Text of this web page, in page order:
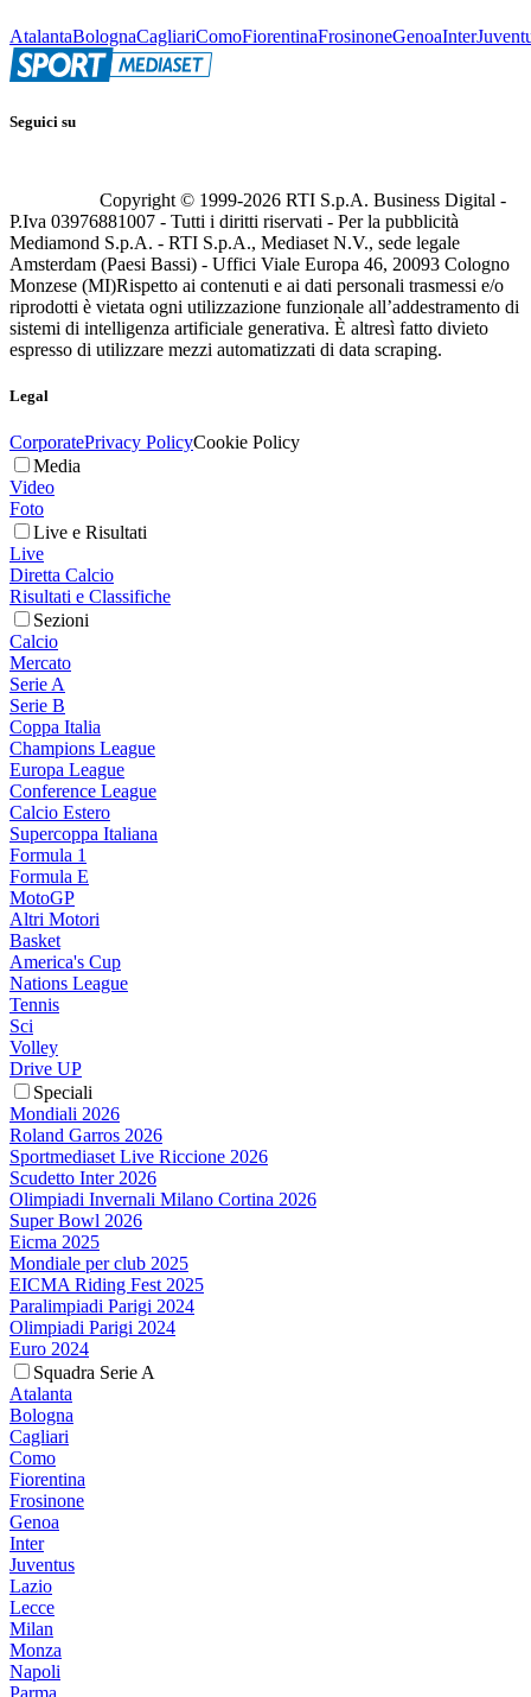
AtalantaBolognaCagliariComoFiorentinaFrosinoneGenoaInter
Seguici su
Copyright © 1999-2026 RTI S.p.A. Business Digital -
P.Iva 03976881007 - Tutti i diritti riservati - Per la pubblicità
Mediamond S.p.A. - RTI S.p.A., Mediaset N.V., sede legale
Amsterdam (Paesi Bassi) - Uffici Viale Europa 46, 20093 Cologno
Monzese (MI)Rispetto ai contenuti e ai dati personali trasmessi e/o
riprodotti è vietata ogni utilizzazione funzionale all’addestramento di
sistemi di intelligenza artificiale generativa. È altresì fatto divieto
espresso di utilizzare mezzi automatizzati di data scraping.
Legal
CorporatePrivacy PolicyCookie Policy
Media
Video
Foto
Live e Risultati
Live
Diretta Calcio
Risultati e Classifiche
Sezioni
Calcio
Mercato
Serie A
Serie B
Coppa Italia
Champions League
Europa League
Conference League
Calcio Estero
Supercoppa Italiana
Formula 1
Formula E
MotoGP
Altri Motori
Basket
America's Cup
Nations League
Tennis
Sci
Volley
Drive UP
Speciali
Mondiali 2026
Roland Garros 2026
Sportmediaset Live Riccione 2026
Scudetto Inter 2026
Olimpiadi Invernali Milano Cortina 2026
Super Bowl 2026
Eicma 2025
Mondiale per club 2025
EICMA Riding Fest 2025
Paralimpiadi Parigi 2024
Olimpiadi Parigi 2024
Euro 2024
Squadra Serie A
Atalanta
Bologna
Cagliari
Como
Fiorentina
Frosinone
Genoa
Inter
Juventus
Lazio
Lecce
Milan
Monza
Napoli